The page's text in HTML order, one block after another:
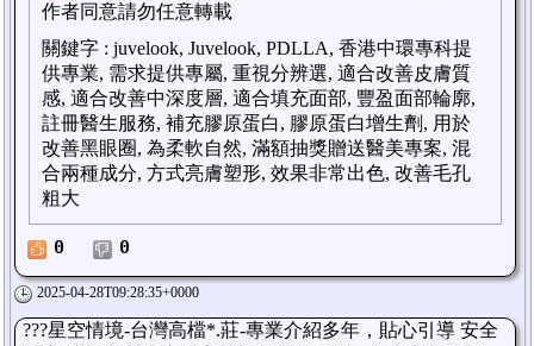
作者同意請勿任意轉載
關鍵字 : juvelook, Juvelook, PDLLA, 香港中環專科提
供專業, 需求提供專屬, 重視分辨選, 適合改善皮膚質
感, 適合改善中深度層, 適合填充面部, 豐盈面部輪廓,
註冊醫生服務, 補充膠原蛋白, 膠原蛋白增生劑, 用於
改善黑眼圈, 為柔軟自然, 滿額抽獎贈送醫美專案, 混
合兩種成分, 方式亮膚塑形, 效果非常出色, 改善毛孔
粗大
0 0
2025-04-28T09:28:35+0000
???星空情境-台灣高檔*.莊-專業介紹多年，貼心引導 安全